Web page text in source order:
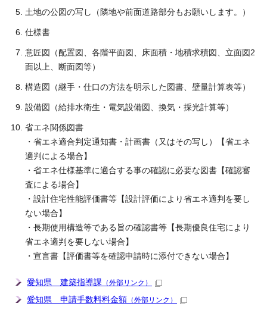
土地の公図の写し（隣地や前面道路部分もお願いします。）
仕様書
意匠図（配置図、各階平面図、床面積・地積求積図、立面図2
面以上、断面図等）
構造図（継手・仕口の方法を明示した図書、壁量計算表等）
設備図（給排水衛生・電気設備図、換気・採光計算等）
省エネ関係図書
・省エネ適合判定通知書・計画書（又はその写し）【省エネ
適判による場合】
・省エネ仕様基準に適合する事の確認に必要な図書【確認審
査による場合】
・設計住宅性能評価書等【設計評価により省エネ適判を要し
ない場合】
・長期使用構造等である旨の確認書等【長期優良住宅により
省エネ適判を要しない場合】
・宣言書【評価書等を確認申請時に添付できない場合】
愛知県 建築指導課 （外部リンク）
愛知県 申請手数料料金額 （外部リンク）